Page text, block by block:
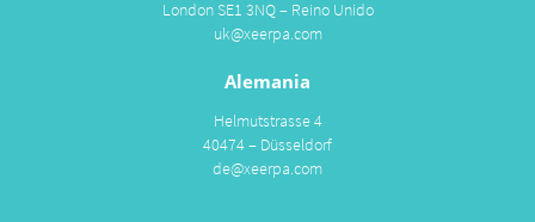
London SE1 3NQ – Reino Unido
uk@xeerpa.com
Alemania
Helmutstrasse 4
40474 – Düsseldorf
de@xeerpa.com